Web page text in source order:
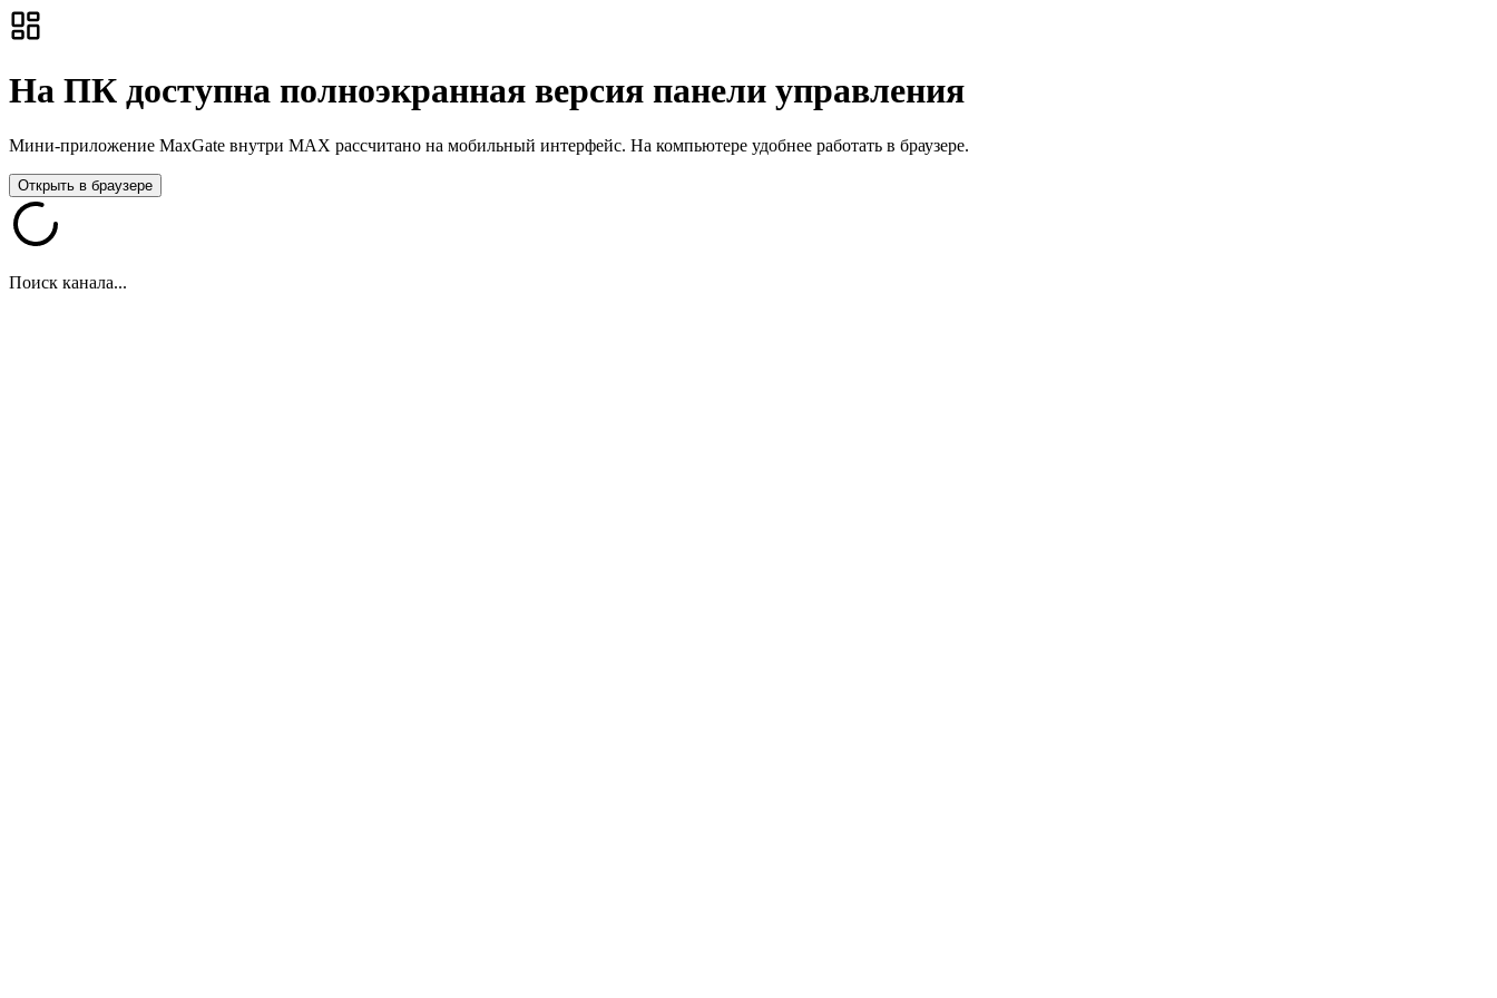
На ПК доступна полноэкранная версия панели управления
Мини-приложение MaxGate внутри MAX рассчитано на мобильный интерфейс. На компьютере удобнее работать в браузере.
Открыть в браузере
Поиск канала...